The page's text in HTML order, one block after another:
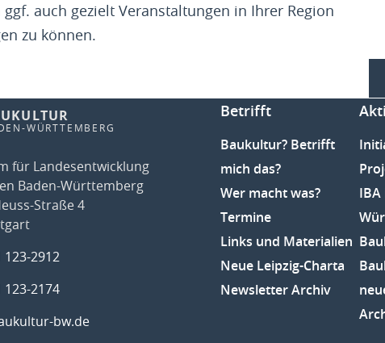
auch gezielt Veranstaltungen in Ihrer Region
zu können.
WÜRTTEMBERG
für Landesentwicklung
Baden-Württemberg
Straße 4
123-2912
123-2174
bw.de
Betrifft
Baukultur? Betrifft
mich das?
Wer macht was?
Termine
Links und Materialien
Neue Leipzig-Charta
Newsletter Archiv
IBA